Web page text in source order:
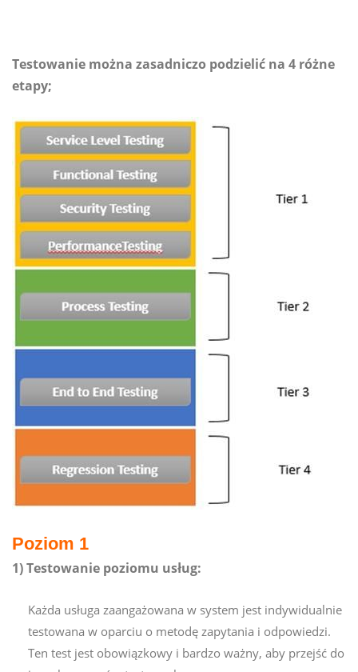
Testowanie można zasadniczo podzielić na 4 różne
etapy;
Poziom 1
1) Testowanie poziomu usług:
Każda usługa zaangażowana w system jest indywidualnie
testowana w oparciu o metodę zapytania i odpowiedzi.
Ten test jest obowiązkowy i bardzo ważny, aby przejść do